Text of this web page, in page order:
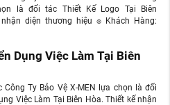
là đối tác Thiết Kế Logo Tại Biên
diện thương hiệu ๏ Khách Hàng:
Dụng Việc Làm Tại Biên
Công Ty Bảo Vệ X-MEN lựa chọn là đối
Việc Làm Tại Biên Hòa. Thiết kế nhận